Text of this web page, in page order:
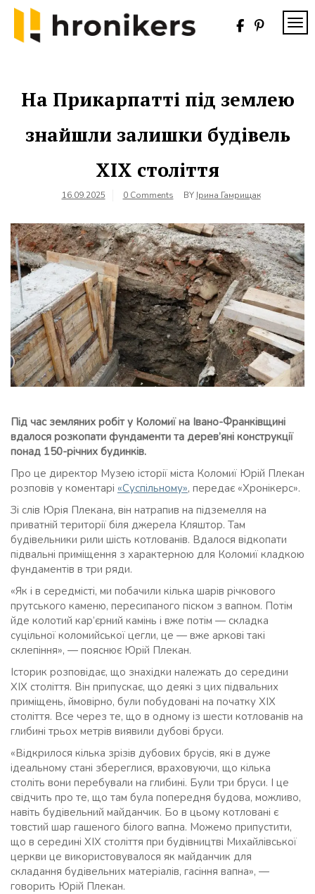
Skip
content
На Прикарпатті під землею
знайшли залишки будівель
ХІХ століття
16.09.2025 0 Comments BY Ірина Гамрищак
Під час земляних робіт у Коломиї на Івано-Франківщині
вдалося розкопати фундаменти та дерев’яні конструкції
понад 150-річних будинків.
Про це директор Музею історії міста Коломиї Юрій Плекан
розповів у коментарі «Суспільному», передає «Хронікерс».
Зі слів Юрія Плекана, він натрапив на підземелля на
приватній території біля джерела Кляштор. Там
будівельники рили шість котлованів. Вдалося відкопати
підвальні приміщення з характерною для Коломиї кладкою
фундаментів в три ряди.
«Як і в середмісті, ми побачили кілька шарів річкового
прутського каменю, пересипаного піском з вапном. Потім
йде колотий кар’єрний камінь і вже потім — складка
суцільної коломийської цегли, це — вже аркові такі
склепіння», — пояснює Юрій Плекан.
Історик розповідає, що знахідки належать до середини
XIX століття. Він припускає, що деякі з цих підвальних
приміщень, ймовірно, були побудовані на початку XIX
століття. Все через те, що в одному із шести котлованів на
глибині трьох метрів виявили дубові бруси.
«Відкрилося кілька зрізів дубових брусів, які в дуже
ідеальному стані збереглися, враховуючи, що кілька
століть вони перебували на глибині. Були три бруси. І це
свідчить про те, що там була попередня будова, можливо,
навіть будівельний майданчик. Бо в цьому котловані є
товстий шар гашеного білого вапна. Можемо припустити,
що в середині XIX століття при будівництві Михайлівської
церкви це використовувалося як майданчик для
складання будівельних матеріалів, гасіння вапна», —
говорить Юрій Плекан.